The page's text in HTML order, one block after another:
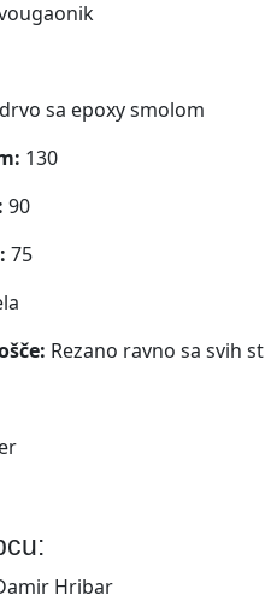
sa epoxy smolom
130
90
75
Rezano ravno sa svih
Hribar